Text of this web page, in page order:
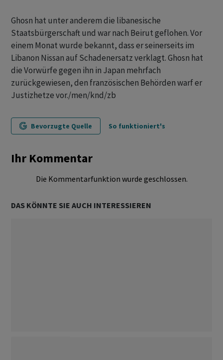
Ghosn hat unter anderem die libanesische
Staatsbürgerschaft und war nach Beirut geflohen. Vor
einem Monat wurde bekannt, dass er seinerseits im
Libanon Nissan auf Schadenersatz verklagt. Ghosn hat
die Vorwürfe gegen ihn in Japan mehrfach
zurückgewiesen, den französischen Behörden warf er
Justizhetze vor./men/knd/zb
Bevorzugte Quelle So funktioniert's
Ihr Kommentar
Die Kommentarfunktion wurde geschlossen.
DAS KÖNNTE SIE AUCH INTERESSIEREN